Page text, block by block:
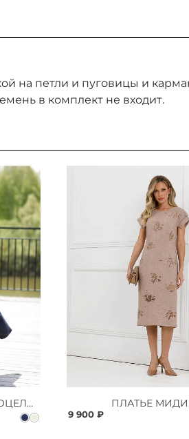
на петли и пуговицы и
в комплект не входит.
ПЛАТЬЕ ИЗ ЛЬНА И ЛИОЦЕЛЛА ПЛАТЬЕ МИДИ
9 900 ₽